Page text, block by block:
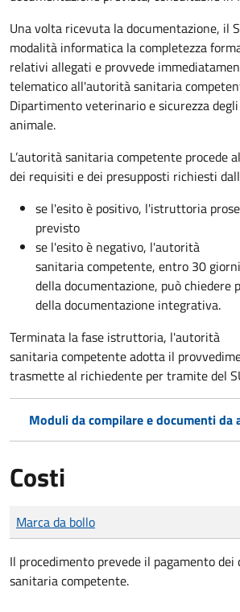
Una volta ricevuta la documentazione, il
modalità informatica la completezza
relativi allegati e provvede
telematico all'autorità sanitaria
Dipartimento veterinario e sicurezza
animale.
L’autorità sanitaria competente procede
dei requisiti e dei presupposti richiesti
se l'esito è positivo, l'istruttoria
previsto
se l'esito è negativo, l'autorità
sanitaria competente, entro 30
della documentazione, può chiedere
della documentazione integrativa.
Terminata la fase istruttoria, l'autorità
sanitaria competente adotta il
trasmette al richiedente per tramite del
Moduli da compilare e documenti da
Costi
Tipo di pagamento
Importo
Marca da bollo
Il procedimento prevede il pagamento
sanitaria competente.